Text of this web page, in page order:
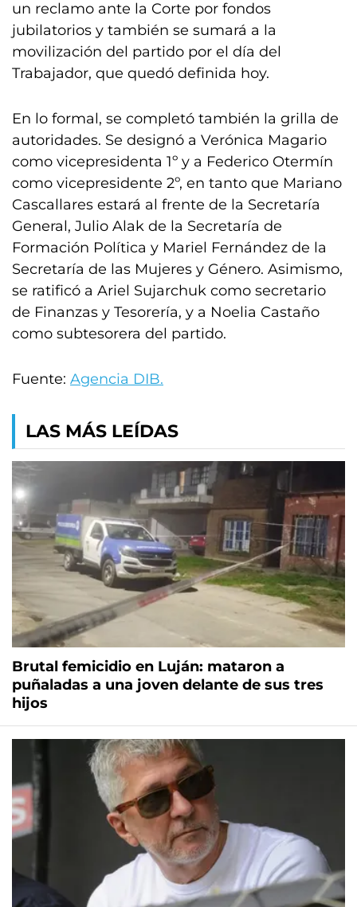
un reclamo ante la Corte por fondos
jubilatorios y también se sumará a la
movilización del partido por el día del
Trabajador, que quedó definida hoy.
En lo formal, se completó también la grilla de
autoridades. Se designó a Verónica Magario
como vicepresidenta 1º y a Federico Otermín
como vicepresidente 2º, en tanto que Mariano
Cascallares estará al frente de la Secretaría
General, Julio Alak de la Secretaría de
Formación Política y Mariel Fernández de la
Secretaría de las Mujeres y Género. Asimismo,
se ratificó a Ariel Sujarchuk como secretario
de Finanzas y Tesorería, y a Noelia Castaño
como subtesorera del partido.
Fuente: Agencia DIB.
LAS MÁS LEÍDAS
Brutal femicidio en Luján: mataron a
puñaladas a una joven delante de sus tres
hijos